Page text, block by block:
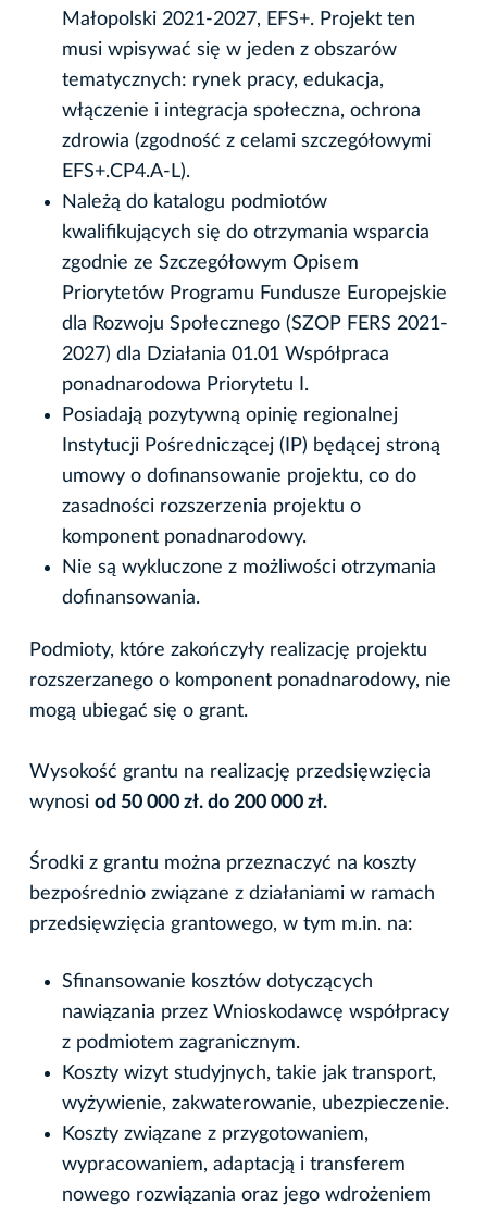
Małopolski 2021-2027, EFS+. Projekt ten
musi wpisywać się w jeden z obszarów
tematycznych: rynek pracy, edukacja,
włączenie i integracja społeczna, ochrona
zdrowia (zgodność z celami szczegółowymi
EFS+.CP4.A-L).
Należą do katalogu podmiotów
kwalifikujących się do otrzymania wsparcia
zgodnie ze Szczegółowym Opisem
Priorytetów Programu Fundusze Europejskie
dla Rozwoju Społecznego (SZOP FERS 2021-
2027) dla Działania 01.01 Współpraca
ponadnarodowa Priorytetu I.
Posiadają pozytywną opinię regionalnej
Instytucji Pośredniczącej (IP) będącej stroną
umowy o dofinansowanie projektu, co do
zasadności rozszerzenia projektu o
komponent ponadnarodowy.
Nie są wykluczone z możliwości otrzymania
dofinansowania.
Podmioty, które zakończyły realizację projektu
rozszerzanego o komponent ponadnarodowy, nie
mogą ubiegać się o grant.
Wysokość grantu na realizację przedsięwzięcia
wynosi od 50 000 zł. do 200 000 zł.
Środki z grantu można przeznaczyć na koszty
bezpośrednio związane z działaniami w ramach
przedsięwzięcia grantowego, w tym m.in. na:
Sfinansowanie kosztów dotyczących
nawiązania przez Wnioskodawcę współpracy
z podmiotem zagranicznym.
Koszty wizyt studyjnych, takie jak transport,
wyżywienie, zakwaterowanie, ubezpieczenie.
Koszty związane z przygotowaniem,
wypracowaniem, adaptacją i transferem
nowego rozwiązania oraz jego wdrożeniem